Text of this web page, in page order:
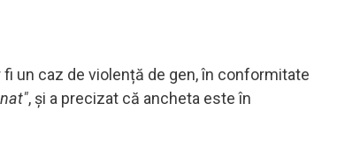
un caz de violență de gen, în conformitate
, și a precizat că ancheta este în